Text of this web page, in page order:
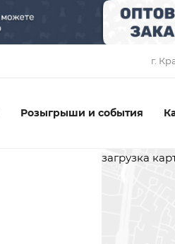
г.
Розыгрыши и события
загрузка